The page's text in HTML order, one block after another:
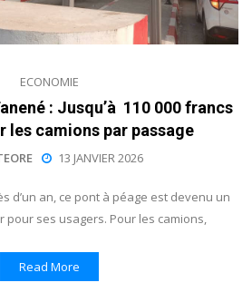
ECONOMIE
: Jusqu’à 110 000 francs
les camions par passage
13 JANVIER 2026
d’un an, ce pont à péage est devenu un
pour ses usagers. Pour les camions,
Read More